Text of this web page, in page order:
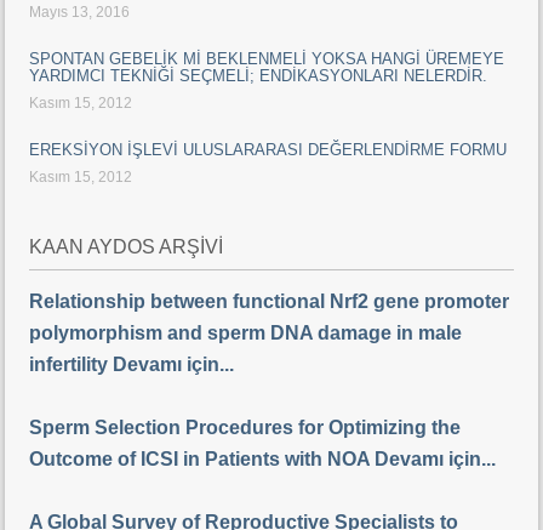
Mayıs 13, 2016
SPONTAN GEBELİK Mİ BEKLENMELİ YOKSA HANGİ ÜREMEYE
YARDIMCI TEKNİĞİ SEÇMELİ; ENDİKASYONLARI NELERDİR.
Kasım 15, 2012
EREKSİYON İŞLEVİ ULUSLARARASI DEĞERLENDİRME FORMU
Kasım 15, 2012
KAAN AYDOS ARŞİVİ
Relationship between functional Nrf2 gene promoter
polymorphism and sperm DNA damage in male
infertility Devamı için...
Sperm Selection Procedures for Optimizing the
Outcome of ICSI in Patients with NOA Devamı için...
A Global Survey of Reproductive Specialists to